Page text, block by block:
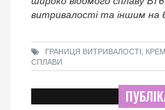
витривалості та іншим на
ГРАНИЦЯ ВИТРИВАЛОСТІ,
СПЛАВИ